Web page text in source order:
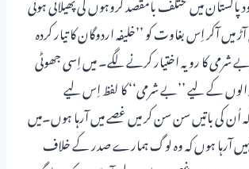
میں آکر اِس بغاوت کو ’’خلیفہ اردوگان کا تیار کردہ
شرمی کا رویہ اختیار کرنے لگے۔ میں اِسی جھوٹی
کے لیے ’’بے شرمی‘‘ کا لفظ اِس لیے
اُن کی باتیں سن سن کر میں غصے میں آرہا ہوں۔میں
آرہا ہوں کہ وہ لوگ ہمارے صدر کے خلاف